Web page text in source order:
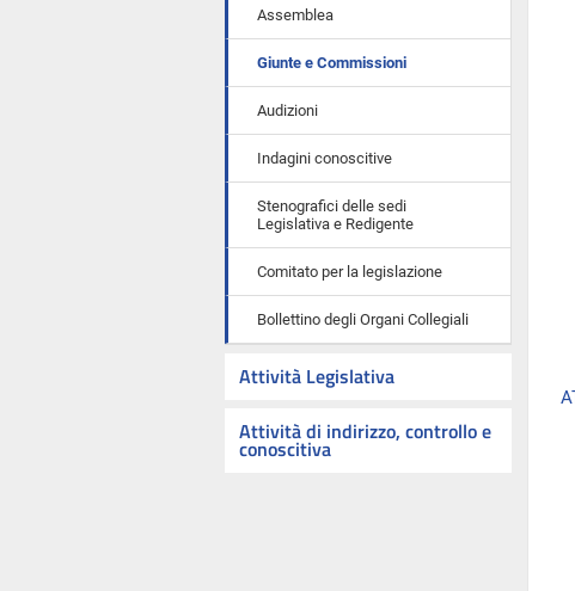
Assemblea
Giunte e Commissioni
Audizioni
Indagini conoscitive
Stenografici delle sedi
Legislativa e Redigente
Comitato per la legislazione
Bollettino degli Organi Collegiali
Attività Legislativa
Attività di indirizzo, controllo e
conoscitiva